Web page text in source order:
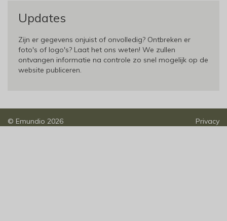
Updates
Zijn er gegevens onjuist of onvolledig? Ontbreken er
foto's of logo's? Laat het ons weten! We zullen
ontvangen informatie na controle zo snel mogelijk op de
website publiceren.
© Emundio 2026 Privacy